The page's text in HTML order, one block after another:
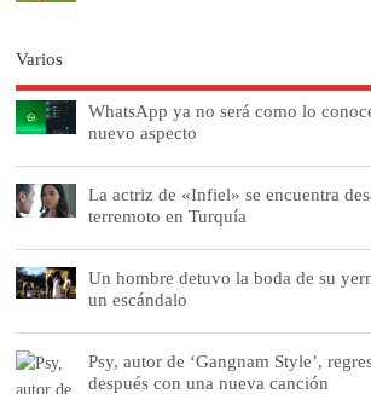
Varios
WhatsApp ya no será como lo
nuevo aspecto
La actriz de «Infiel» se encuentra
terremoto en Turquía
Un hombre detuvo la boda de su
un escándalo
Psy, autor de ‘Gangnam Style’,
después con una nueva canción